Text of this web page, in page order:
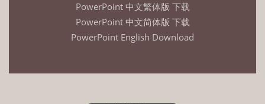
PowerPoint 中文繁体版 下载
PowerPoint 中文简体版 下载
PowerPoint English Download